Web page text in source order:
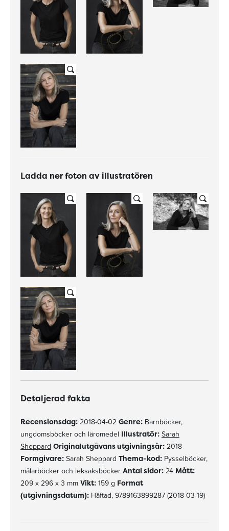
Ladda ner foton av illustratören
Detaljerad fakta
Recensionsdag: 2018-04-02 Genre: Barnböcker,
ungdomsböcker och läromedel Illustratör: Sarah
Sheppard Originalutgåvans utgivningsår: 2018
Formgivare: Sarah Sheppard Thema-kod: Pysselböcker,
målarböcker och leksaksböcker Antal sidor: 24 Mått:
209 x 296 x 3 mm Vikt: 159 g Format
(utgivningsdatum): Häftad, 9789163899287 (2018-03-19)